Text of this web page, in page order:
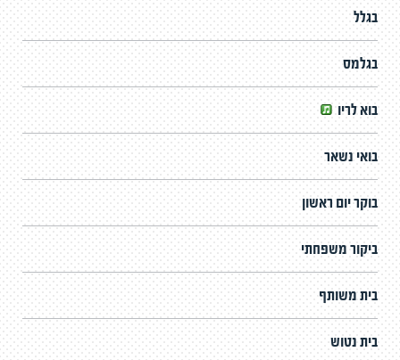
בגלל
בגלמס
בוא לריו
בואי נשאר
בוקר יום ראשון
ביקור משפחתי
בית משותף
בית נטוש